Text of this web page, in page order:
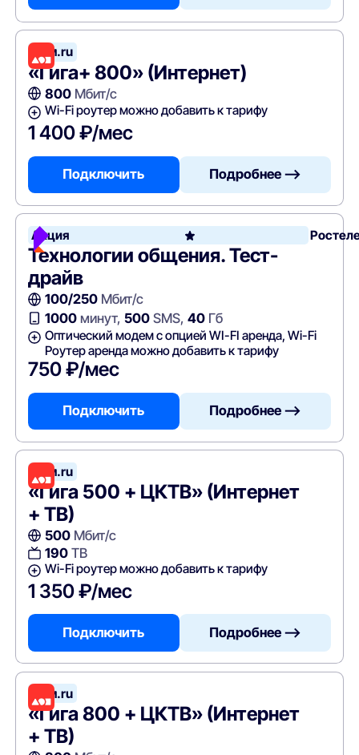
Дом.ru
«Гига+ 800» (Интернет)
800Мбит/с
Wi-Fi роутер можно добавить к тарифу
1 400 ₽/мес
Подключить Подробнее —>
Акция
Технологии общения. Тест-
драйв
100/250Мбит/с
1000минут, 500SMS, 40Гб
Оптический модем с опцией WI-FI аренда, Wi-Fi
Роутер аренда можно добавить к тарифу
750 ₽/мес
Подключить Подробнее —>
Дом.ru
«Гига 500 + ЦКТВ» (Интернет
+ ТВ)
500Мбит/с
190ТВ
Wi-Fi роутер можно добавить к тарифу
1 350 ₽/мес
Подключить Подробнее —>
Дом.ru
«Гига 800 + ЦКТВ» (Интернет
+ ТВ)